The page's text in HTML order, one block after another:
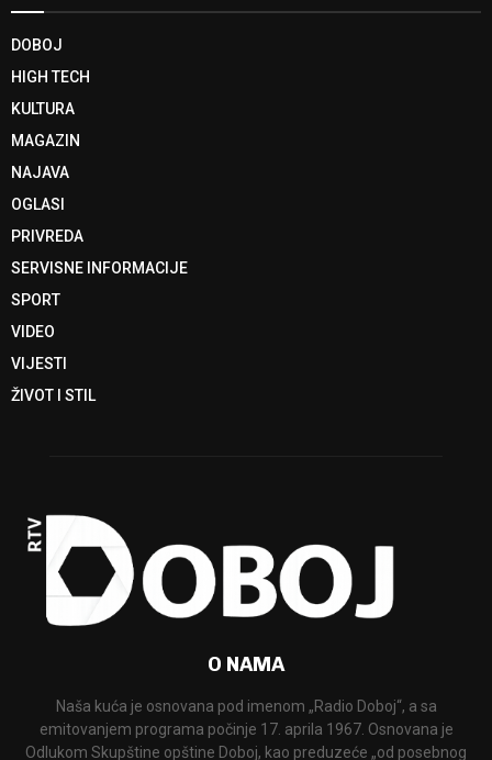
DOBOJ
HIGH TECH
KULTURA
MAGAZIN
NAJAVA
OGLASI
PRIVREDA
SERVISNE INFORMACIJE
SPORT
VIDEO
VIJESTI
ŽIVOT I STIL
O NAMA
Naša kuća je osnovana pod imenom „Radio Doboj“, a sa
emitovanjem programa počinje 17. aprila 1967. Osnovana je
Odlukom Skupštine opštine Doboj, kao preduzeće „od posebnog